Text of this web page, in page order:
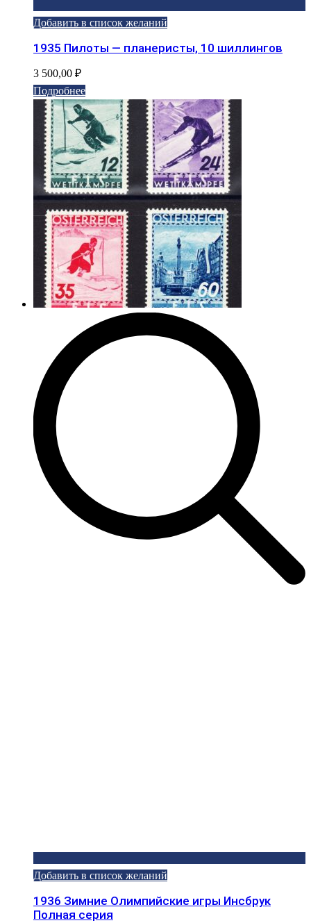
Добавить в список желаний
1935 Пилоты — планеристы, 10 шиллингов
3 500,00 ₽
Подробнее
Добавить в список желаний
1936 Зимние Олимпийские игры Инсбрук
Полная серия